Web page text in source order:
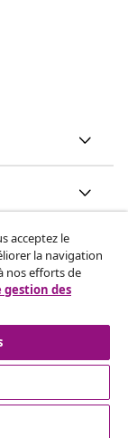
acceptez le
la navigation
nos efforts de
des